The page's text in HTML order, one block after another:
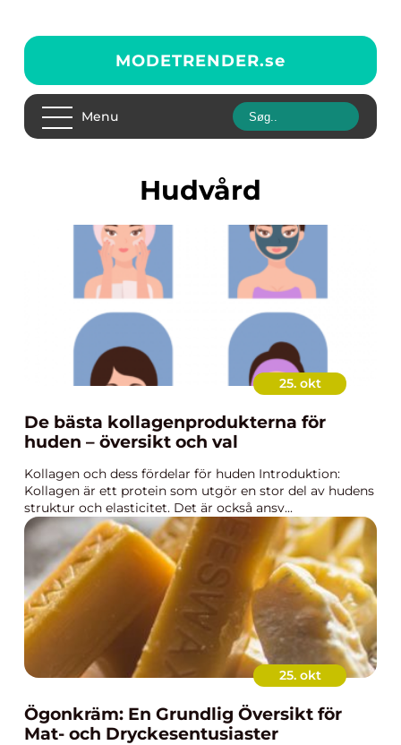
MODETRENDER.se
Menu
Hudvård
25. okt
De bästa kollagenprodukterna för
huden – översikt och val
Kollagen och dess fördelar för huden Introduktion:
Kollagen är ett protein som utgör en stor del av hudens
struktur och elasticitet. Det är också ansv...
25. okt
Ögonkräm: En Grundlig Översikt för
Mat- och Dryckesentusiaster